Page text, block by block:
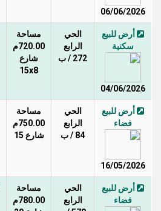
06/06/2026
أرض للبيع
سكنية
04/06/2026
الحي
الرابع
272 / ب
مساحة
720.00م
شارع
15x8
أرض للبيع
فضاء
16/05/2026
الحي
الرابع
84 / ب
مساحة
750.00م
شارع 15
أرض للبيع
فضاء
الحي
الرابع
مساحة
780.00م